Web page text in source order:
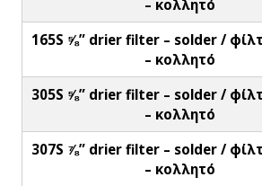
– κολλητό
165S ⅝” drier filter – solder /
– κολλητό
305S ⅝” drier filter – solder /
– κολλητό
307S ⅞” drier filter – solder /
– κολλητό